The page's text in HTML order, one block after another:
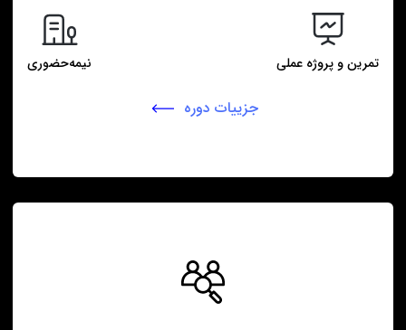
تمرین و پروژه عملی نیمه‌حضوری
جزییات دوره